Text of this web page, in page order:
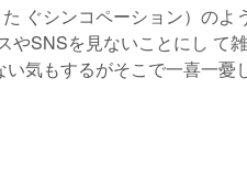
ぐシンコペーション）のよ
やSNSを見ないことにし て
気もするがそこで一喜一憂